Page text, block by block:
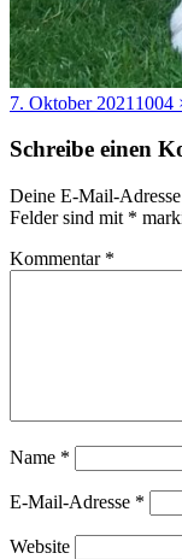
Veröffentlicht
7. Oktober 2021 1004
Schreibe einen
Deine E-Mail-
Felder sind mit *
Kommentar *
Name *
E-Mail-Adresse *
Website